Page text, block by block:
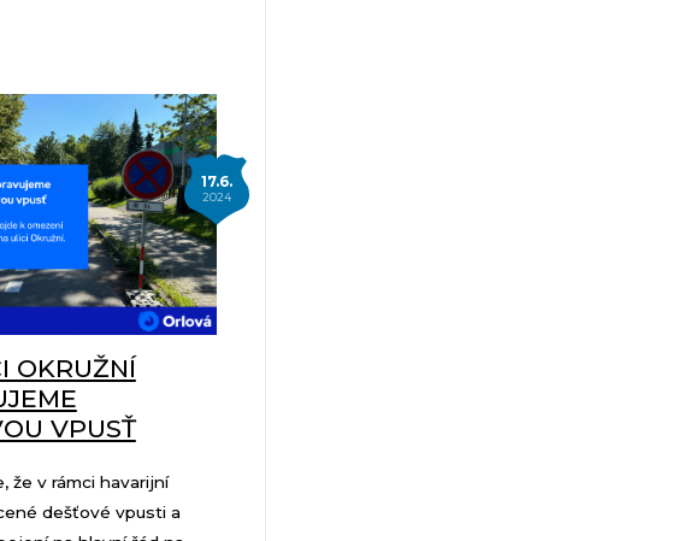
17.6.
2024
OKRUŽNÍ
VPUSŤ
že v rámci havarijní
dešťové vpusti a